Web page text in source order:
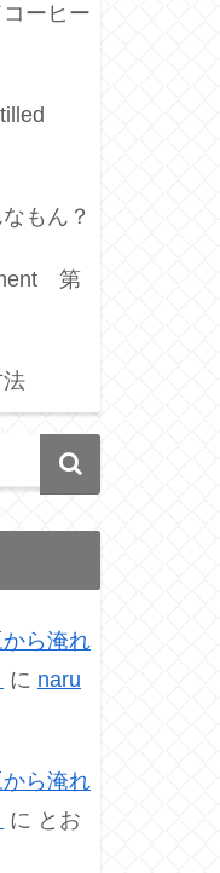
ーヒー
もん？
第
から淹れ
に naru
から淹れ
に とお